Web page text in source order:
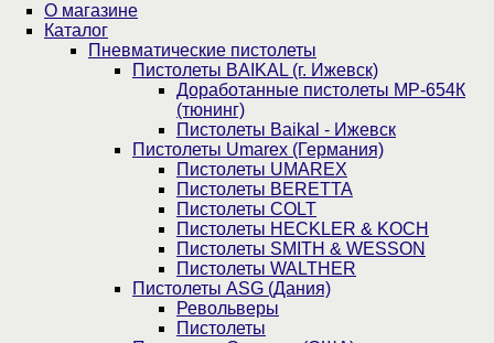
О магазине
Каталог
Пнев­ма­ти­чес­кие пистолеты
Пистолеты BAIKAL (г. Ижевск)
Доработанные пистолеты МР-654К
(тюнинг)
Пистолеты Baikal - Ижевск
Пистолеты Umarex (Германия)
Пистолеты UMAREX
Пистолеты BERETTA
Пистолеты COLT
Пистолеты HECKLER & KOCH
Пистолеты SMITH & WESSON
Пистолеты WALTHER
Пистолеты ASG (Дания)
Револьверы
Пистолеты